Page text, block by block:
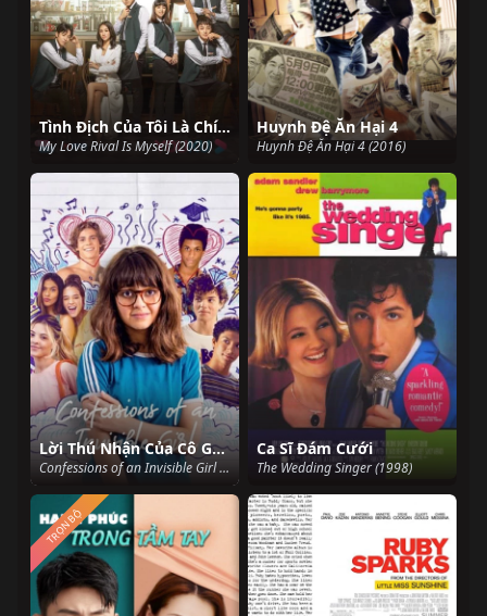
Tình Địch Của Tôi Là Chính Mình
My Love Rival Is Myself (2020)
Huynh Đệ Ăn Hại 4
Huynh Đệ Ăn Hại 4 (2016)
Lời Thú Nhận Của Cô Gái Vô Hình
Confessions of an Invisible Girl (2021)
Ca Sĩ Đám Cưới
The Wedding Singer (1998)
TRỌN BỘ